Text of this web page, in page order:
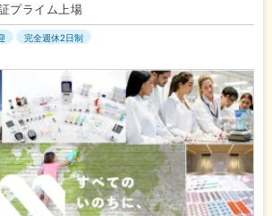
プライム上場
完全週休2日制